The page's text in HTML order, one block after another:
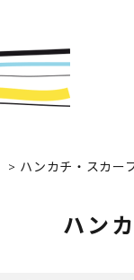
カレンダー
アパレル
Staff Blog
> ハンカチ・スカー
ハン